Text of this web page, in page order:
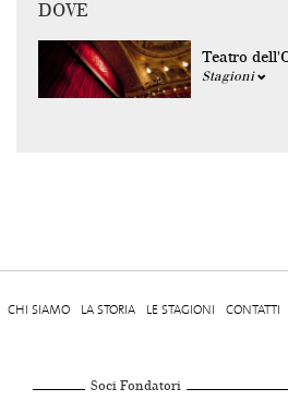
DOVE
Teatro
Stagioni
CHI SIAMO LA STORIA LE STAGIONI CONTATTI
Soci Fondatori